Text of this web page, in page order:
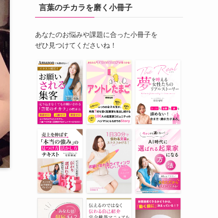
言葉のチカラを磨く小冊子
あなたのお悩みや課題に合った小冊子を
ぜひ見つけてくださいね！